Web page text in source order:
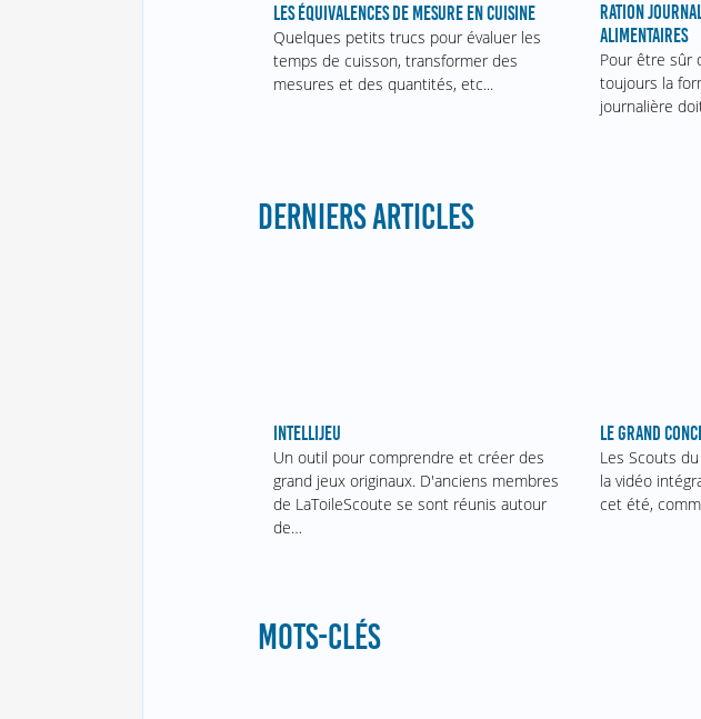
LES ÉQUIVALENCES DE MESURE EN CUISINE
Quelques petits trucs pour évaluer les
temps de cuisson, transformer des
mesures et des quantités, etc...
RATION
ALIMENTAIRES
Pour être sûr
toujours la
journalière
DERNIERS ARTICLES
INTELLIJEU
Un outil pour comprendre et créer des
grand jeux originaux. D'anciens membres
de LaToileScoute se sont réunis autour
de…
LE GRAND
Les Scouts
la vidéo
cet été,
MOTS-CLÉS